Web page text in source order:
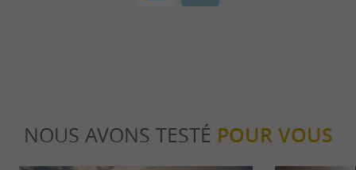
NOUS AVONS TESTÉ POUR VOUS